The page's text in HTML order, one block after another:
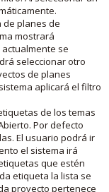
de planes de
mostrará
se
seleccionar otro
de planes
aplicará el filtro
de los temas
Por defecto
El usuario podrá ir
el sistema irá
que estén
etiqueta la lista se
proyecto pertenece